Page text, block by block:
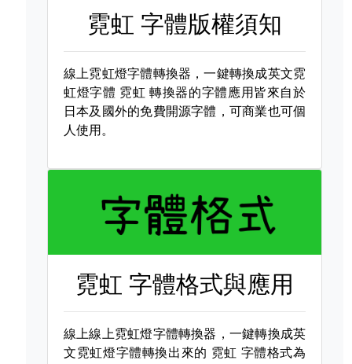
霓虹 字體版權須知
線上霓虹燈字體轉換器，一鍵轉換成英文霓
虹燈字體 霓虹 轉換器的字體應用皆來自於
日本及國外的免費開源字體，可商業也可個
人使用。
霓虹 字體格式與應用
線上線上霓虹燈字體轉換器，一鍵轉換成英
文霓虹燈字體轉換出來的 霓虹 字體格式為